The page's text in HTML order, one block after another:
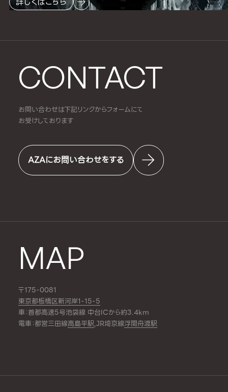
CONTACT
お問い合わせは下記リンクからフォームにて
お受けしております
AZAにお問い合わせをする
MAP
〒175-0081
東京都板橋区新河岸1-15-5
車：首都高速5号池袋線 中台ICから約3.4km
電車：都営三田線高島平駅,JR埼京線浮間舟渡駅